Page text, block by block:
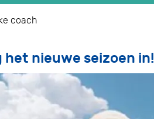
coach
het nieuwe seizoen in!